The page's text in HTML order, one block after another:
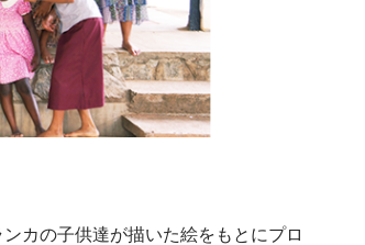
ンカの子供達が描いた絵をもとにプロ